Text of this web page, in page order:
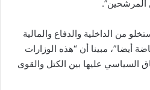
من الداخلية والدفاع والمالية
أيضا”، مبينا أن “هذه الوزارات
السياسي عليها بين الكتل والقوى